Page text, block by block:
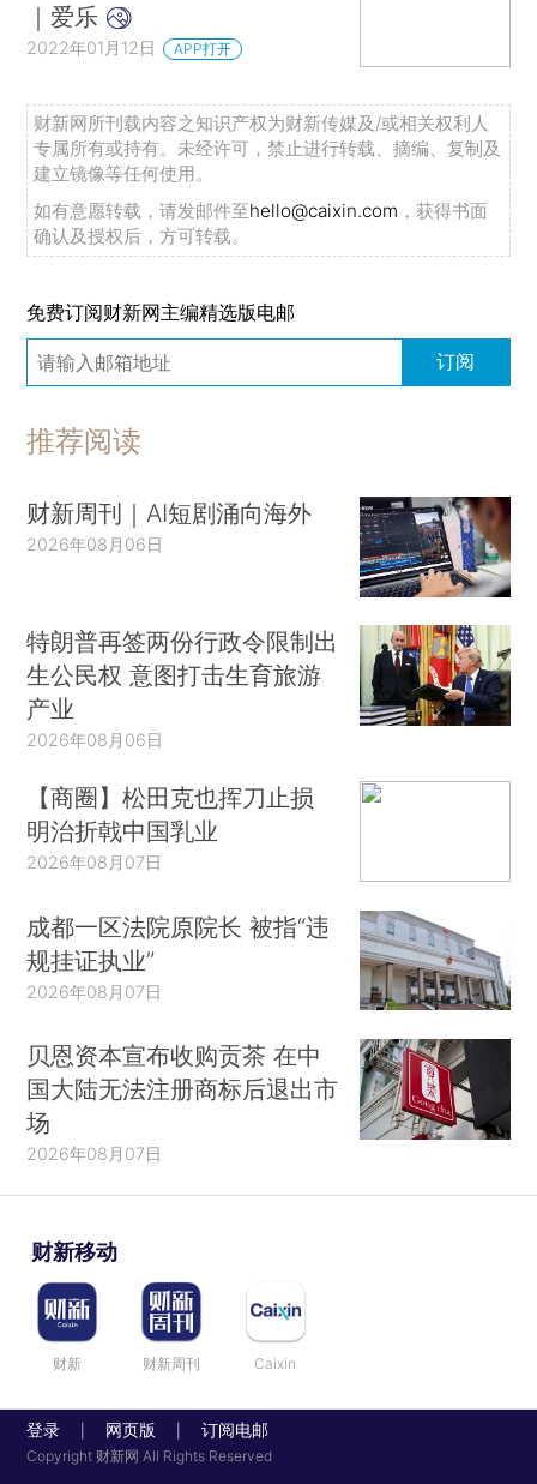
｜爱乐
2022年01月12日 APP打开
财新网所刊载内容之知识产权为财新传媒及/或相关权利人
专属所有或持有。未经许可，禁止进行转载、摘编、复制及
建立镜像等任何使用。
如有意愿转载，请发邮件至hello@caixin.com ，获得书面
确认及授权后，方可转载。
免费订阅财新网主编精选版电邮
订阅
推荐阅读
财新周刊｜AI短剧涌向海外
2026年08月06日
特朗普再签两份行政令限制出
生公民权 意图打击生育旅游
产业
2026年08月06日
【商圈】松田克也挥刀止损
明治折戟中国乳业
2026年08月07日
成都一区法院原院长 被指“违
规挂证执业”
2026年08月07日
贝恩资本宣布收购贡茶 在中
国大陆无法注册商标后退出市
场
2026年08月07日
财新移动
财新 财新周刊 Caixin
登录 网页版 订阅电邮
Copyright 财新网 All Rights Reserved